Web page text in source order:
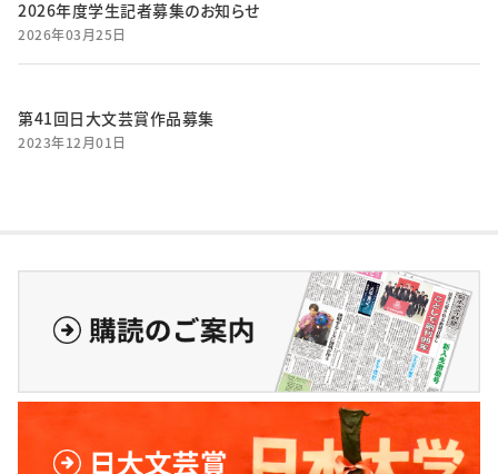
2026年度学生記者募集のお知らせ
2026年03月25日
第41回日大文芸賞作品募集
2023年12月01日